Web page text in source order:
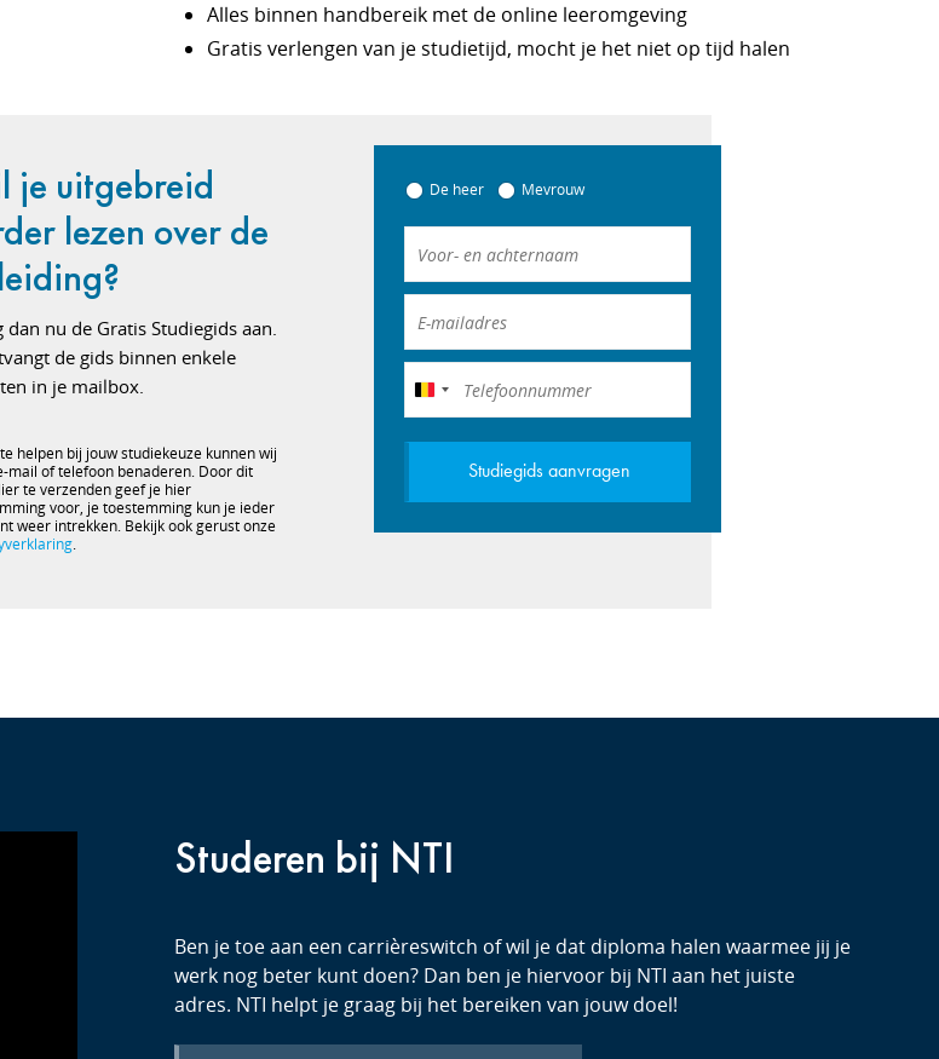
Alles binnen handbereik met de online leeromgeving
Gratis verlengen van je studietijd, mocht je het niet op tijd halen
je uitgebreid
lezen over de
dan nu de Gratis Studiegids aan.
de gids binnen enkele
in je mailbox.
helpen bij jouw studiekeuze kunnen wij
mail of telefoon benaderen. Door dit
te verzenden geef je hier
voor, je toestemming kun je ieder
weer intrekken. Bekijk ook gerust onze
.
De heer Mevrouw
België
+32
Studiegids aanvragen
Studeren bij NTI
Ben je toe aan een carrièreswitch of wil je dat diploma halen waarmee jij je
werk nog beter kunt doen? Dan ben je hiervoor bij NTI aan het juiste
adres. NTI helpt je graag bij het bereiken van jouw doel!